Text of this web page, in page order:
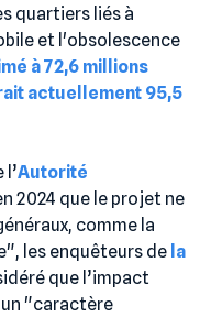
quartiers liés à
et l'obsolescence
à 72,6 millions
actuellement 95,5
Autorité
2024 que le projet ne
comme la
les enquêteurs de la
que l’impact
"caractère